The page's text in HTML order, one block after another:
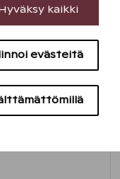
evästeitä
kaikki